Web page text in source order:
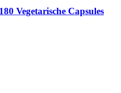
Vegetarische Capsules